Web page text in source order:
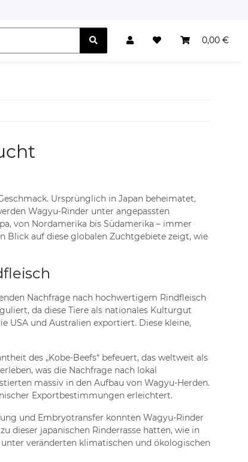
0,00 €
Ursprünglich in Japan beheimatet,
Wagyu-Rinder unter angepassten
von Nordamerika bis Südamerika – immer
Blick auf diese globalen Zuchtgebiete zeigt, wie
Nachfrage nach hochwertigem Rindfleisch
da diese Tiere als nationales Kulturgut
USA und Australien exportiert. Diese kleine,
des „Kobe-Beefs“ befeuert, das weltweit als
was die Nachfrage nach lokal
massiv in den Aufbau von Wagyu-Herden.
Exportbestimmungen erleichtert.
und Embryotransfer konnten Wagyu-Rinder
dieser japanischen Rinderrasse hatten, wie in
veränderten klimatischen und ökologischen